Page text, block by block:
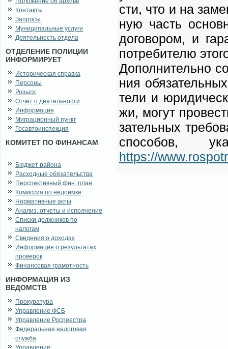
Контакты
Запросы
Муниципальные услуги
Деятельность отдела
ОТДЕЛЕНИЕ ПОЛИЦИИ
ИНФОРМИРУЕТ
Историческая справка
Персоны
Розыск
Отчёт о деятельности
Информация
Миграционный пункт
Госавтоинспекция
КОМИТЕТ ПО ФИНАНСАМ
Бюджет района
Расходные обязательства
Перспективный фин. план
Комиссия по недоимке
Нормативные акты
Анализ, отчеты и исполнение
Списки должников по
налогам
Сведения о доходах
Информация о результатах
проверок
Финансовая грамотность
ИНФОРМАЦИЯ ИЗ
ВЕДОМСТВ
Прокуратура
Управление ФСБ
Управление Росреестра
Федеральная налоговая
служба
Управление
сти, что и на
ную часть
до­го­во­ром, и
по­тре­би­те­лю
До­пол­ни­тель­но
ния
те­ли и
жи, мо­гут
за­тель­ных
спо­со­бов,
https://